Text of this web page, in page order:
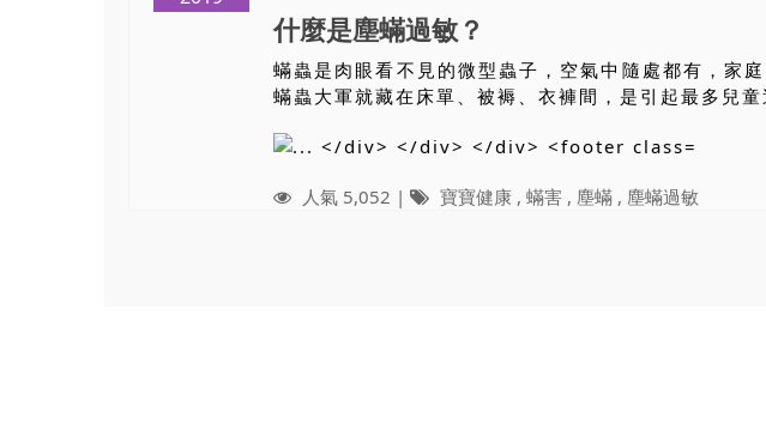
什麼是塵蟎過敏？
蟎蟲是肉眼看不見的微型蟲子，空氣中隨處都有，家
蟎蟲大軍就藏在床單、被褥、衣褲間，是引起最多兒童
人氣 5,052 | 寶寶健康 , 蟎害 , 塵蟎 , 塵蟎過敏